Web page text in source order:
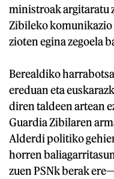
ministroak argitaratu
Zibileko komunikazio
zioten egina zegoela
Berealdiko
ereduan eta
diren taldeen artean
Guardia Zibilaren
Alderdi politiko
horren
zuen PSNk berak